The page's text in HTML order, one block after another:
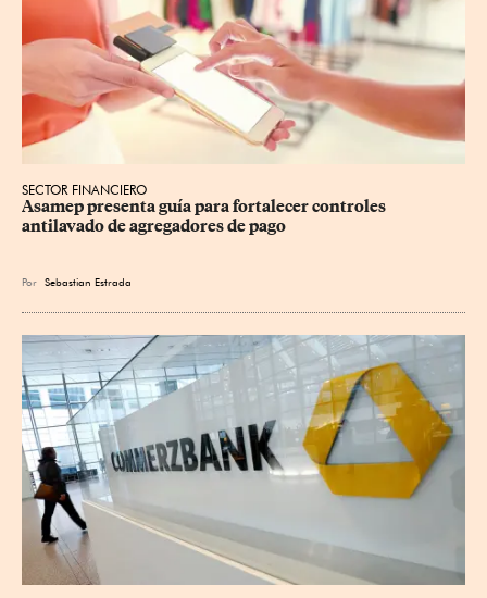
SECTOR FINANCIERO
Asamep presenta guía para fortalecer controles
antilavado de agregadores de pago
Por Sebastian Estrada